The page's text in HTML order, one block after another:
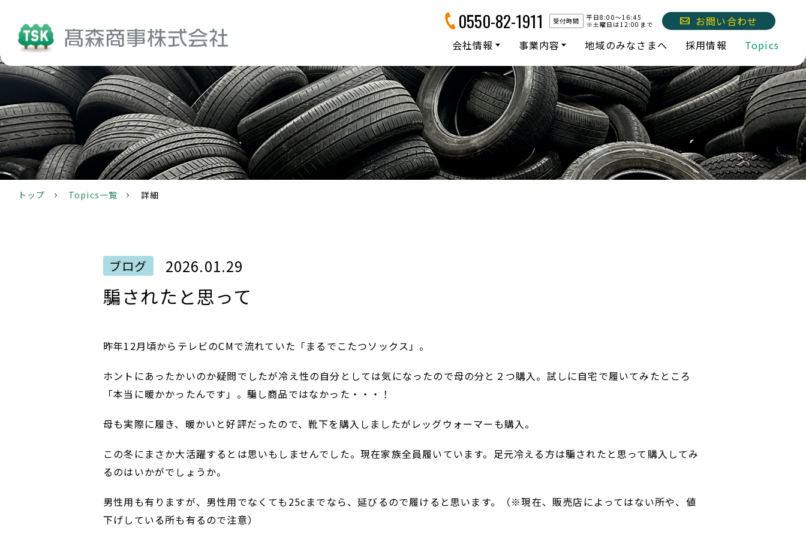
0550-82-1911 受付時間
平日8:00～16:45
※土曜日は12:00まで
お問い合わせ
会社情報
事業内容 地域のみなさまへ 採用情報 Topics
Topics
トップ Topics一覧 詳細
ブログ 2026.01.29
騙されたと思って
昨年12月頃からテレビのCMで流れていた「まるでこたつソックス」。
ホントにあったかいのか疑問でしたが冷え性の自分としては気になったので母の分と２つ購入。試しに自宅で履いてみたところ
「本当に暖かかったんです」。騙し商品ではなかった・・・！
母も実際に履き、暖かいと好評だったので、靴下を購入しましたがレッグウォーマーも購入。
この冬にまさか大活躍するとは思いもしませんでした。現在家族全員履いています。足元冷える方は騙されたと思って購入してみ
るのはいかがでしょうか。
男性用も有りますが、男性用でなくても25cまでなら、延びるので履けると思います。（※現在、販売店によってはない所や、値
下げしている所も有るので注意）